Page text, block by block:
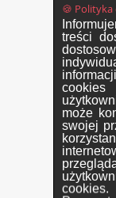
🍪
treści
cookies
może
swojej
cookies.